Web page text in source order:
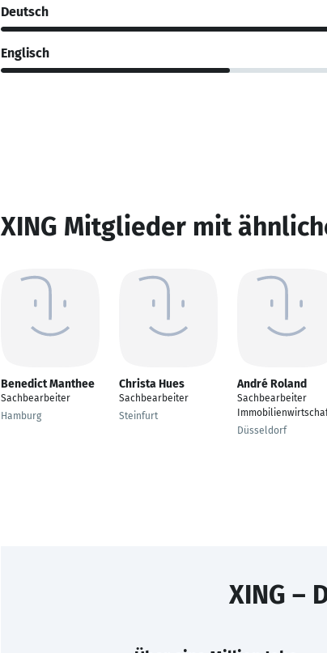
Deutsch
Englisch
XING Mitglieder mit
Benedict Manthee
Sachbearbeiter
Hamburg
Christa Hues
Sachbearbeiter
Steinfurt
André Roland
Sachbearbeiter
Düsseldorf
XING –